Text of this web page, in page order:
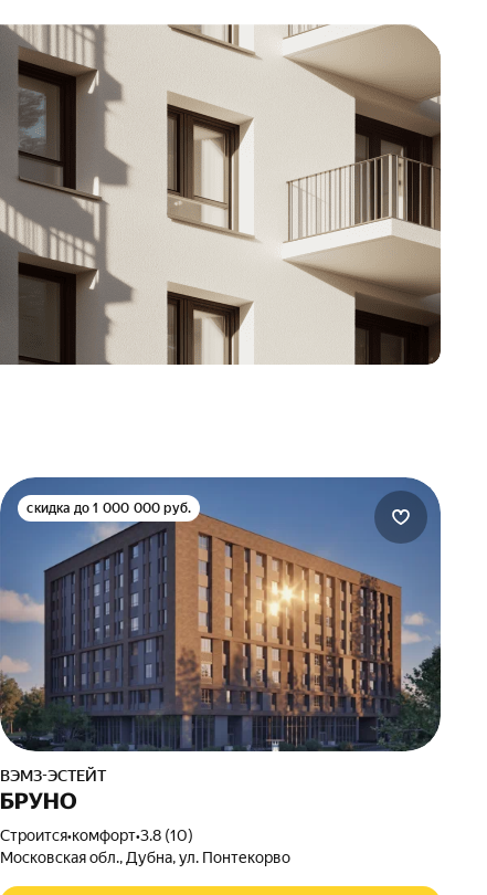
скидка до 1 000 000 руб.
ВЭМЗ-ЭСТЕЙТ
БРУНО
Строится•комфорт•3.8 (10)
Московская обл., Дубна, ул. Понтекорво